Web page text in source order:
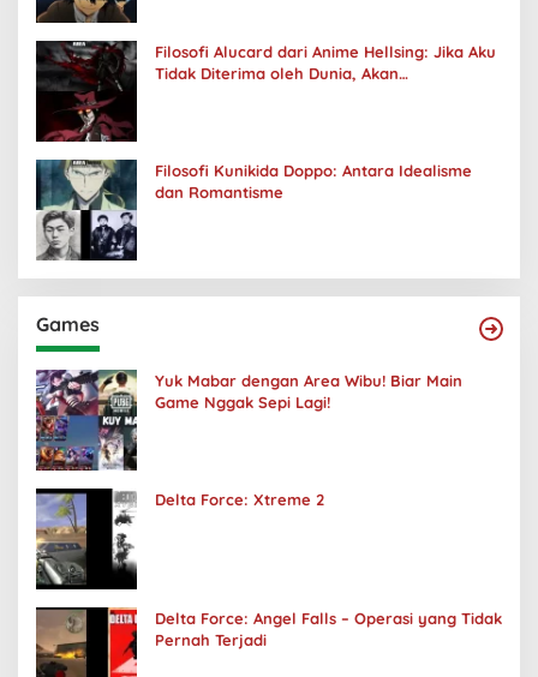
Filosofi Alucard dari Anime Hellsing: Jika Aku
Tidak Diterima oleh Dunia, Akan
Filosofi Kunikida Doppo: Antara Idealisme
dan Romantisme
Games
Yuk Mabar dengan Area Wibu! Biar Main
Game Nggak Sepi Lagi!
Delta Force: Xtreme 2
Delta Force: Angel Falls – Operasi yang Tidak
Pernah Terjadi